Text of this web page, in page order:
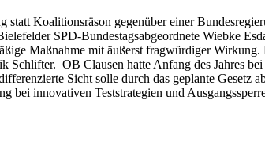
Koalitionsräson gegenüber einer
SPD-Bundestagsabgeordnete Wiebke
Maßnahme mit äußerst fragwürdiger
Schlifter. OB Clausen hatte Anfang des Jahres
Sicht solle durch das geplante
bei innovativen Teststrategien und